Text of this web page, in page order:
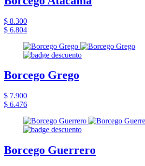
$ 8.300
$ 6.804
Borcego Grego
$ 7.900
$ 6.476
Borcego Guerrero